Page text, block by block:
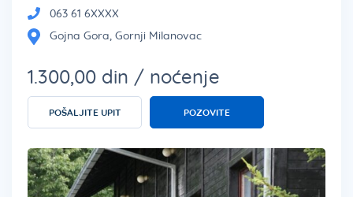
063 61 6XXXX
Gojna Gora, Gornji Milanovac
1.300,00 din / noćenje
POŠALJITE UPIT POZOVITE